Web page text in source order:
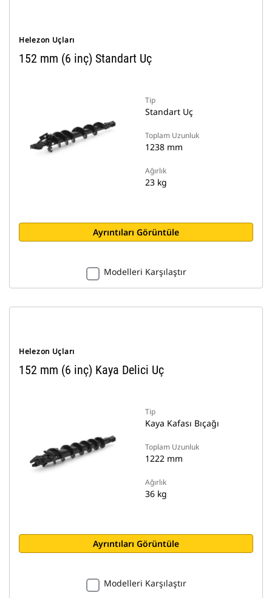
Helezon Uçları
152 mm (6 inç) Standart Uç
Tip
Standart Uç
Toplam Uzunluk
1238 mm
Ağırlık
23 kg
Ayrıntıları Görüntüle
Modelleri Karşılaştır
Helezon Uçları
152 mm (6 inç) Kaya Delici Uç
Tip
Kaya Kafası Bıçağı
Toplam Uzunluk
1222 mm
Ağırlık
36 kg
Ayrıntıları Görüntüle
Modelleri Karşılaştır